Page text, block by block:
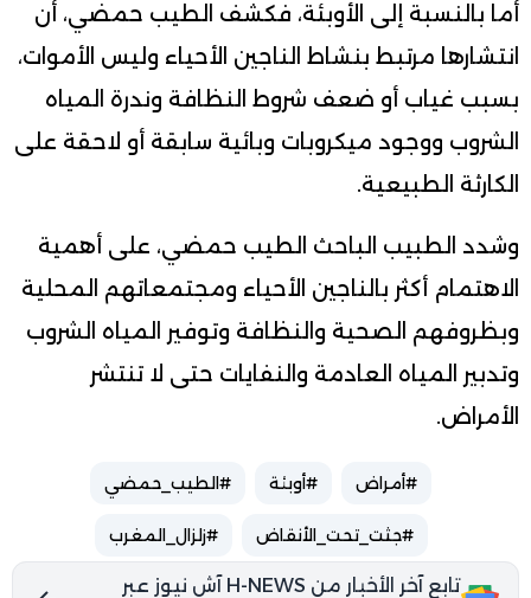
أما بالنسبة إلى الأوبئة، فكشف الطيب حمضي، أن
انتشارها مرتبط بنشاط الناجين الأحياء وليس الأموات،
بسبب غياب أو ضعف شروط النظافة وندرة المياه
الشروب ووجود ميكروبات وبائية سابقة أو لاحقة على
الكارثة الطبيعية.
وشدد الطبيب الباحث الطيب حمضي، على أهمية
الاهتمام أكثر بالناجين الأحياء ومجتمعاتهم المحلية
وبظروفهم الصحية والنظافة وتوفير المياه الشروب
وتدبير المياه العادمة والنفايات حتى لا تنتشر
الأمراض.
#أمراض #أوبئة #الطيب_حمضي
#جثت_تحت_الأنقاض #زلزال_المغرب
تابع آخر الأخبار من H-NEWS آش نيوز عبر